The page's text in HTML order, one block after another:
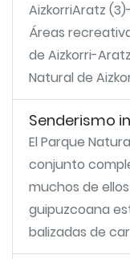
AizkorriAratz
Áreas
de Aizkorri-
Natural de
Senderismo
El Parque
conjunto
muchos de
guipuzcoana
balizadas de